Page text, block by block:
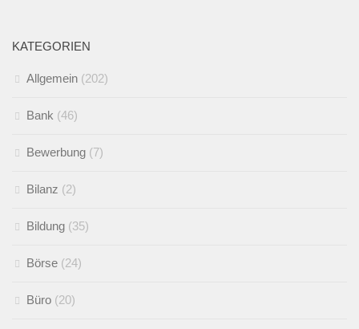
KATEGORIEN
Allgemein (202)
Bank (46)
Bewerbung (7)
Bilanz (2)
Bildung (35)
Börse (24)
Büro (20)